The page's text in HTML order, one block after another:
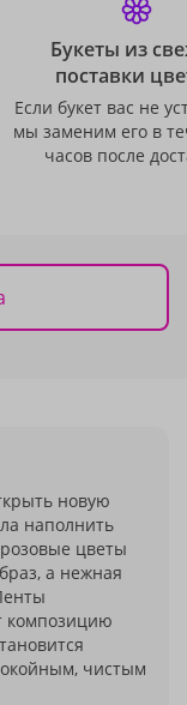
Букеты из
поставки
Если букет вас не
мы заменим его в
часов после
новую
наполнить
цветы
а нежная
композицию
чистым